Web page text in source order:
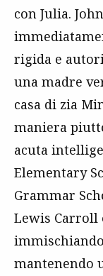
con Julia.
rigida e
una madre
casa di zia
maniera
acuta
Elementary
Grammar
Lewis Carroll
mantenendo